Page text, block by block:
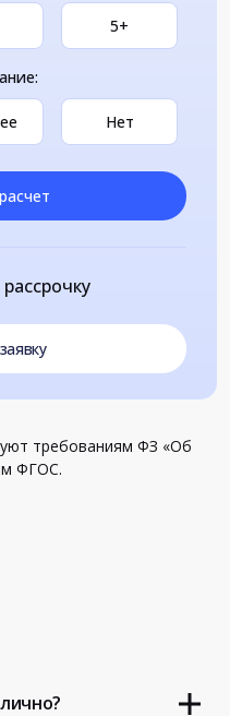
5+
Нет
требованиям ФЗ «Об
ФГОС.